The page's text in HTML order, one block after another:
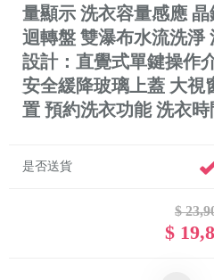
量顯示 洗衣容量感應
迴轉盤 雙瀑布水流洗淨
設計：直覺式單鍵操作
安全緩降玻璃上蓋 大視
置 預約洗衣功能 洗衣
是否送貨
$
$